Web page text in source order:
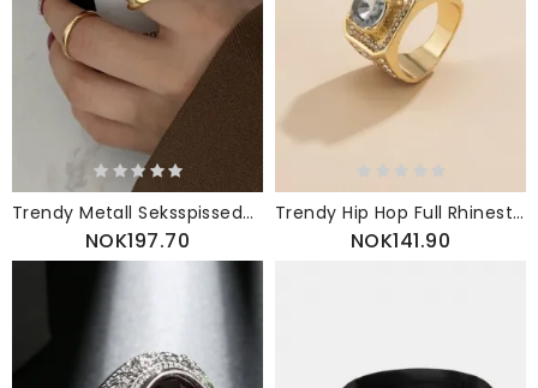
Trendy Metall Seksspissede Stjerneleddringer
NOK197.70
Trendy Hip Hop Full Rhinestones Utskåret Skinnende Seglformet Legeringsring
NOK141.90